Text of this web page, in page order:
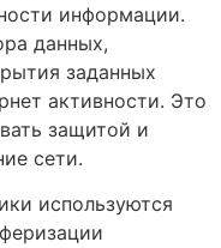
информации.
данных,
заданных
активности. Это
защитой и
сети.
используются